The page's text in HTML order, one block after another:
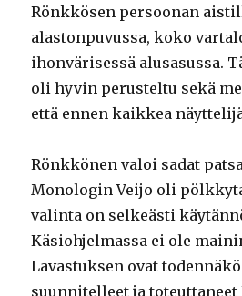
Rönkkösen persoonan
alastonpuvussa, koko
ihonvärisessä alusasussa.
oli hyvin perusteltu sekä
että ennen kaikkea
Rönkkönen valoi sadat
Monologin Veijo oli
valinta on selkeästi
Käsiohjelmassa ei ole
Lavastuksen ovat
suunnitelleet ja